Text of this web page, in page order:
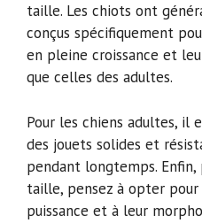
taille. Les chiots ont
conçus spécifiquement
en pleine croissance et
que celles des adultes.
Pour les chiens adultes, il
des jouets solides et
pendant longtemps.
taille, pensez à opter
puissance et à leur